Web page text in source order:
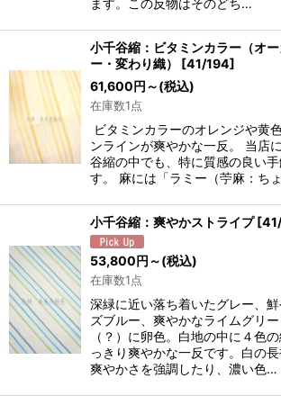
小千谷縮：ビタミンカラー（オー
ー・変わり織）
[41/194]
61,600円 ～(税込)
在庫数1点
ビタミンカラーのオレンジや黄
ンラインが爽やかな一反。 当店
谷縮の中でも、特に質感の良い
す。 麻には「ラミー（苧麻：ち
小千谷縮：爽やかストライプ [
53,800円 ～(税込)
在庫数1点
深緑に近い落ち着いたグレー、
ズブルー、爽やかなライムグリ
（？）に卵色。白地の中に４色
っきり爽やかな一反です。白の
爽やかさを強調したり、濃い色…